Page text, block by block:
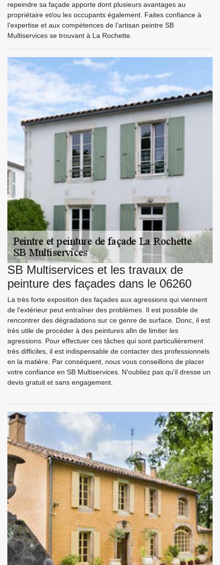
repeindre sa façade apporte dont plusieurs avantages au
propriétaire et/ou les occupants également. Faites confiance à
l’expertise et aux compétences de l’artisan peintre SB
Multiservices se trouvant à La Rochette.
SB Multiservices et les travaux de
peinture des façades dans le 06260
La très forte exposition des façades aux agressions qui viennent
de l'extérieur peut entraîner des problèmes. Il est possible de
rencontrer des dégradations sur ce genre de surface. Donc, il est
très utile de procéder à des peintures afin de limiter les
agressions. Pour effectuer ces tâches qui sont particulièrement
très difficiles, il est indispensable de contacter des professionnels
en la matière. Par conséquent, nous vous conseillons de placer
votre confiance en SB Multiservices. N'oubliez pas qu'il dresse un
devis gratuit et sans engagement.